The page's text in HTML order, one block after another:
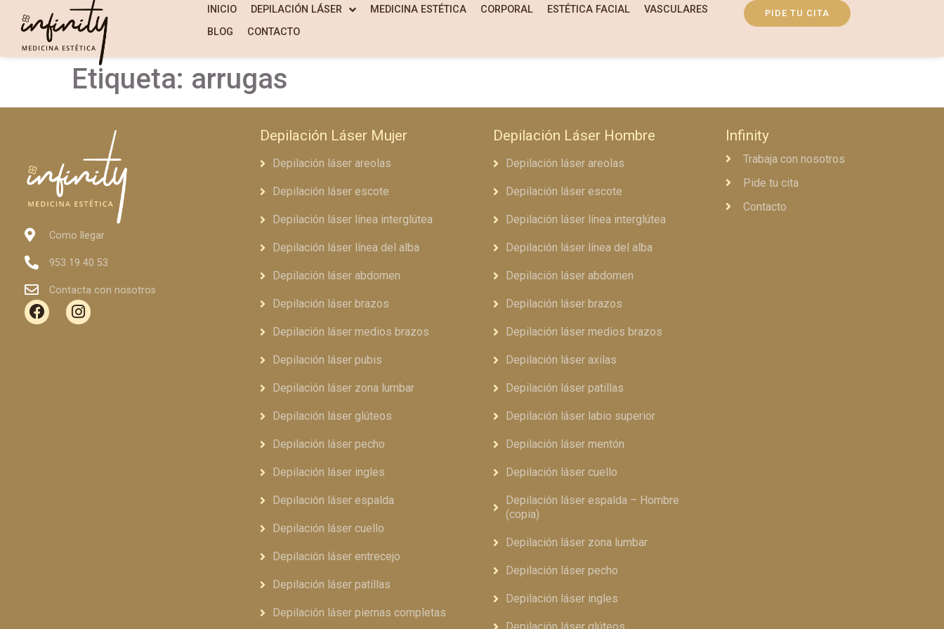
INICIO DEPILACIÓN LÁSER MEDICINA ESTÉTICA CORPORAL ESTÉTICA FACIAL
VASCULARES
BLOG
CONTACTO
PIDE TU CITA
Etiqueta: arrugas
Como llegar
953 19 40 53
Contacta con nosotros
Depilación Láser Mujer
Depilación láser areolas
Depilación láser escote
Depilación láser línea interglútea
Depilación láser línea del alba
Depilación láser abdomen
Depilación láser brazos
Depilación láser medios brazos
Depilación láser pubis
Depilación láser zona lumbar
Depilación láser glúteos
Depilación láser pecho
Depilación láser ingles
Depilación láser espalda
Depilación láser cuello
Depilación láser entrecejo
Depilación láser patillas
Depilación láser piernas completas
Depilación Láser Hombre
Depilación láser areolas
Depilación láser escote
Depilación láser línea interglútea
Depilación láser línea del alba
Depilación láser abdomen
Depilación láser brazos
Depilación láser medios brazos
Depilación láser axilas
Depilación láser patillas
Depilación láser labio superior
Depilación láser mentón
Depilación láser cuello
Depilación láser espalda – Hombre
(copia)
Depilación láser zona lumbar
Depilación láser pecho
Depilación láser ingles
Depilación láser glúteos
Infinity
Trabaja con nosotros
Pide tu cita
Contacto